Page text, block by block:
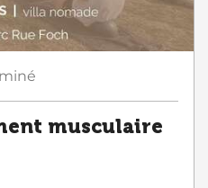
musculaire